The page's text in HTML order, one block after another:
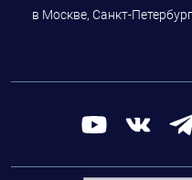
в Москве, Санкт-